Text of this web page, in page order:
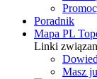
Poradnik
Mapa PL
Linki
Masz